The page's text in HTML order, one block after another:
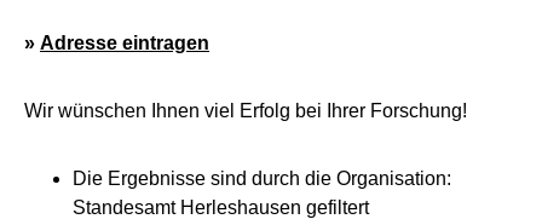
» Adresse eintragen
Wir wünschen Ihnen viel Erfolg bei Ihrer Forschung!
Die Ergebnisse sind durch die Organisation:
Standesamt Herleshausen gefiltert